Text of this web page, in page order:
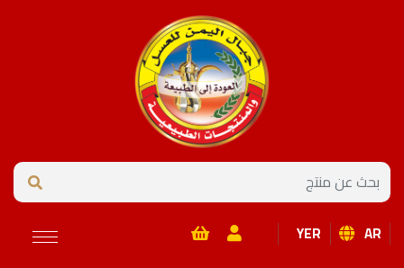
AR
YER